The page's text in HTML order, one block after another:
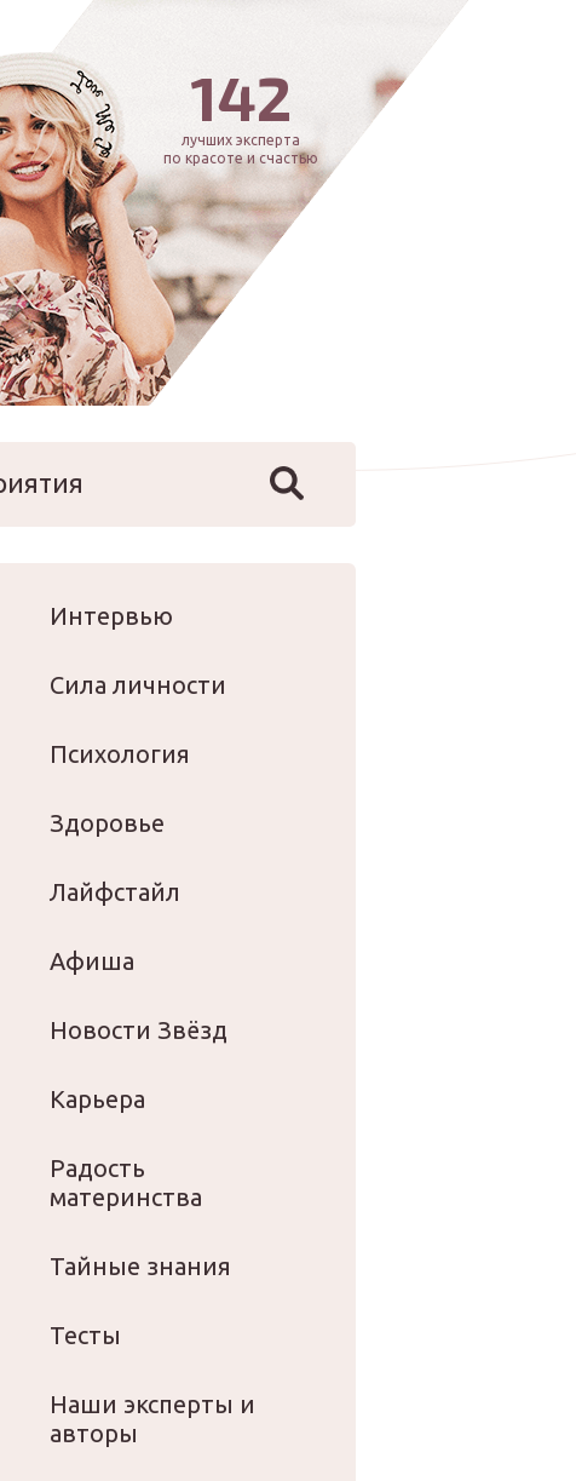
142
лучших эксперта
по красоте и счастью
Интервью
Сила личности
Психология
Здоровье
Лайфстайл
Афиша
Новости Звёзд
Карьера
Радость
материнства
Тайные знания
Тесты
Наши эксперты и
авторы